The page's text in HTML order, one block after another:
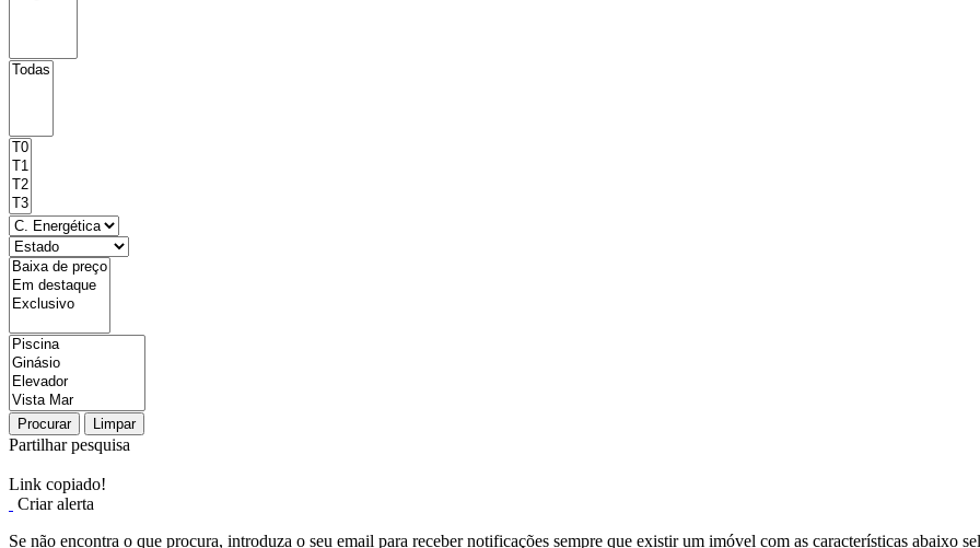
Procurar Limpar
Partilhar pesquisa
Link copiado!
Criar alerta
Se não encontra o que procura, introduza o seu email para receber notificações sempre que existir um imóvel com as características abaixo